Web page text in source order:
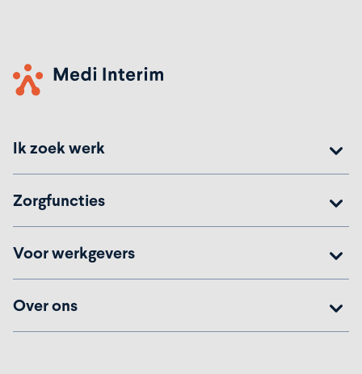
Ik zoek werk
Zorgfuncties
Voor werkgevers
Over ons